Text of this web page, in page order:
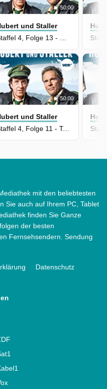
50:00
und Staller
Staffel 4, Folge 13 - Rutschpartie
50:00
und Staller
Staffel 4, Folge 11 - Tod an Loch 6
mit den beliebtesten
Sie auch auf Ihrem PC, Tablet
finden Sie Ganze
der besten
Fernsehsendern. Sendung
Datenschutz